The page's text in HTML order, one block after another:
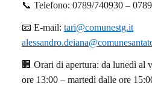
📞 Telefono: 0789/740930 –
📧 E-mail: tari@comunestg.it
🏢 Orari di apertura: da lunedì al
ore 13:00 – martedì dalle ore